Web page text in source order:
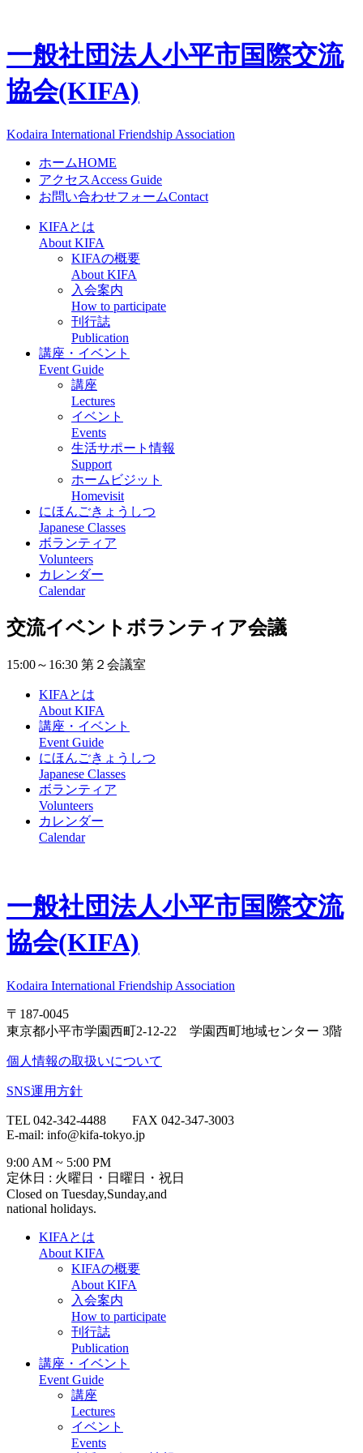
一般社団法人小平市国際交流
協会(KIFA)
Kodaira International Friendship Association
ホームHOME
アクセスAccess Guide
お問い合わせフォームContact
KIFAとは
About KIFA
KIFAの概要
About KIFA
入会案内
How to participate
刊行誌
Publication
講座・イベント
Event Guide
講座
Lectures
イベント
Events
生活サポート情報
Support
ホームビジット
Homevisit
にほんごきょうしつ
Japanese Classes
ボランティア
Volunteers
カレンダー
Calendar
交流イベントボランティア会議
15:00～16:30 第２会議室
KIFAとは
About KIFA
講座・イベント
Event Guide
にほんごきょうしつ
Japanese Classes
ボランティア
Volunteers
カレンダー
Calendar
一般社団法人小平市国際交流
協会(KIFA)
Kodaira International Friendship Association
〒187-0045
東京都小平市学園西町2-12-22 学園西町地域センター 3階
個人情報の取扱いについて
SNS運用方針
TEL 042-342-4488 FAX 042-347-3003
E-mail: info@kifa-tokyo.jp
9:00 AM ~ 5:00 PM
定休日 : 火曜日・日曜日・祝日
Closed on Tuesday,Sunday,and
national holidays.
KIFAとは
About KIFA
KIFAの概要
About KIFA
入会案内
How to participate
刊行誌
Publication
講座・イベント
Event Guide
講座
Lectures
イベント
Events